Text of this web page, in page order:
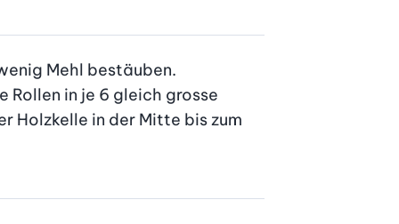
Mehl bestäuben.
Rollen in je 6 gleich grosse
Holzkelle in der Mitte bis zum